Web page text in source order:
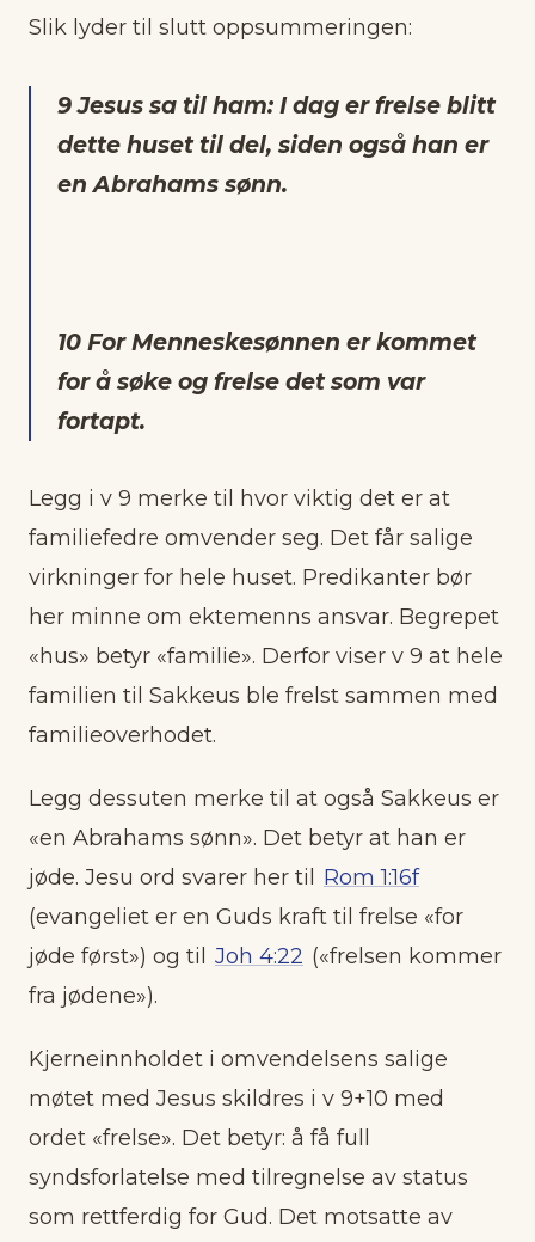
Slik lyder til slutt oppsummeringen:
9 Jesus sa til ham: I dag er frelse blitt
dette huset til del, siden også han er
en Abrahams sønn.
10 For Menneskesønnen er kommet
for å søke og frelse det som var
fortapt.
Legg i v 9 merke til hvor viktig det er at
familiefedre omvender seg. Det får salige
virkninger for hele huset. Predikanter bør
her minne om ektemenns ansvar. Begrepet
«hus» betyr «familie». Derfor viser v 9 at hele
familien til Sakkeus ble frelst sammen med
familieoverhodet.
Legg dessuten merke til at også Sakkeus er
«en Abrahams sønn». Det betyr at han er
jøde. Jesu ord svarer her til
Rom 1:16f
(evangeliet er en Guds kraft til frelse «for
jøde først») og til Joh 4:22 («frelsen kommer
fra jødene»).
Kjerneinnholdet i omvendelsens salige
møtet med Jesus skildres i v 9+10 med
ordet «frelse». Det betyr: å få full
syndsforlatelse med tilregnelse av status
som rettferdig for Gud. Det motsatte av